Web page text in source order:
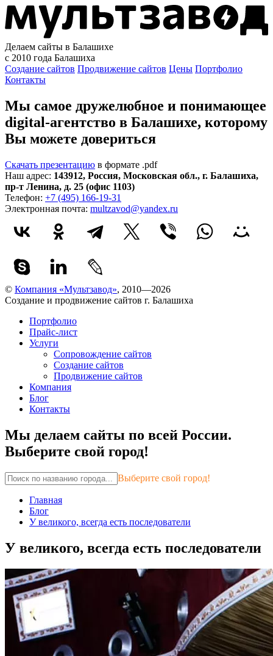
Делаем сайты в Балашихе
с 2010 года Балашиха
Создание сайтов Продвижение сайтов Цены Портфолио
Контакты
Мы самое дружелюбное и понимающее
digital-агентство в Балашихе, которому
Вы можете довериться
Скачать презентацию в формате .pdf
Наш адрес: 143912, Россия, Московская обл., г. Балашиха,
пр-т Ленина, д. 25 (офис 1103)
Телефон: +7 (495) 166-19-31
Электронная почта: multzavod@yandex.ru
© Компания «Мультзавод», 2010—2026
Создание и продвижение сайтов г. Балашиха
Портфолио
Прайс-лист
Услуги
Сопровождение сайтов
Создание сайтов
Продвижение сайтов
Компания
Блог
Контакты
Мы делаем сайты по всей России.
Выберите свой город!
Выберите свой город!
Главная
Блог
У великого, всегда есть последователи
У великого, всегда есть последователи